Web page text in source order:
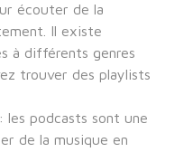
écouter de la
Il existe
à différents genres
trouver des playlists
les podcasts sont une
de la musique en